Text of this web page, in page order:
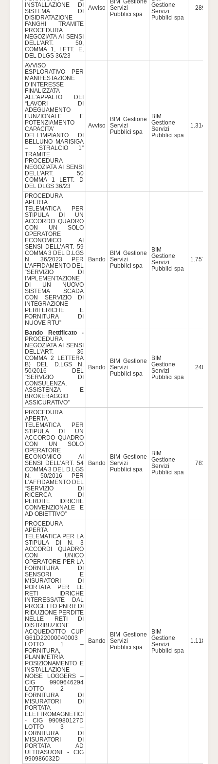
INSTALLAZIONE DI
SISTEMA DI
DISIDRATAZIONE
FANGHI TRAMITE
PROCEDURA
NEGOZIATA AI SENSI
DELL'ART. 50,
COMMA 1, LETT. E,
DEL DLGS 36/23
Avviso
Servizi
Pubblici spa
Gestione
Servizi
Pubblici spa
AVVISO
ESPLORATIVO PER
MANIFESTAZIONE
D’INTERESSE
FINALIZZATA
ALL'APPALTO DEI
“LAVORI DI
ADEGUAMENTO
FUNZIONALE E
POTENZIAMENTO
CAPACITA’
DELL’IMPIANTO DI
BELLUNO MARISIGA
– STRALCIO 1”
TRAMITE
PROCEDURA
NEGOZIATA AI SENSI
DELL'ART. 50
COMMA 1 LETT. D
DEL DLGS 36/23
Avviso
BIM Gestione
Servizi
Pubblici spa
BIM
Gestione
Servizi
Pubblici spa
PROCEDURA
APERTA
TELEMATICA PER
STIPULA DI UN
ACCORDO QUADRO
CON UN SOLO
OPERATORE
ECONOMICO AI
SENSI DELL’ART. 59
COMMA 3 DEL D.LGS
N. 36/2023 PER
L’AFFIDAMENTO DEL
“SERVIZIO DI
IMPLEMENTAZIONE
DI UN NUOVO
SISTEMA SCADA
CON SERVIZIO DI
INTEGRAZIONE
PERIFERICHE E
FORNITURA DI
NUOVE RTU”
Bando
BIM Gestione
Servizi
Pubblici spa
BIM
Gestione
Servizi
Pubblici spa
Bando Rettificato -
PROCEDURA
NEGOZIATA AI SENSI
DELL’ART. 36
COMMA 2 LETTERA
B) DEL D.LGS N.
50/2016 DEL
“SERVIZIO DI
CONSULENZA,
ASSISTENZA E
BROKERAGGIO
ASSICURATIVO”
Bando
BIM Gestione
Servizi
Pubblici spa
BIM
Gestione
Servizi
Pubblici spa
PROCEDURA
APERTA
TELEMATICA PER
STIPULA DI UN
ACCORDO QUADRO
CON UN SOLO
OPERATORE
ECONOMICO AI
SENSI DELL’ART. 54
COMMA 3 DEL D.LGS
N. 50/2016 PER
L’AFFIDAMENTO DEL
“SERVIZIO DI
RICERCA DI
PERDITE IDRICHE
CONVENZIONALE E
AD OBIETTIVO”
Bando
BIM Gestione
Servizi
Pubblici spa
BIM
Gestione
Servizi
Pubblici spa
PROCEDURA
APERTA
TELEMATICA PER LA
STIPULA DI N. 3
ACCORDI QUADRO
CON UNICO
OPERATORE PER LA
FORNITURA DI
SENSORI E
MISURATORI DI
PORTATA PER LE
RETI IDRICHE
INTERESSATE DAL
PROGETTO PNRR DI
RIDUZIONE PERDITE
NELLE RETI DI
DISTRIBUZIONE
ACQUEDOTTO CUP
G61D22000040003
LOTTO 1 –
FORNITURA,
PLANIMETRIA
POSIZIONAMENTO E
INSTALLAZIONE
NOISE LOGGERS –
CIG 9909646294
LOTTO 2 –
FORNITURA DI
MISURATORI DI
PORTATA
ELETTROMAGNETICI
- CIG 990980127D
LOTTO 3 –
FORNITURA DI
MISURATORI DI
PORTATA AD
ULTRASUONI - CIG
990986032D
Bando
BIM Gestione
Servizi
Pubblici spa
BIM
Gestione
Servizi
Pubblici spa